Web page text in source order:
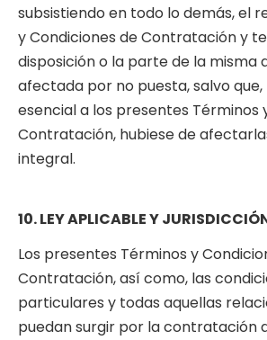
subsistiendo en todo lo demás, el
y Condiciones de Contratación y
disposición o la parte de la misma
afectada por no puesta, salvo
esencial a los presentes Términos
Contratación, hubiese de
integral.
10. LEY APLICABLE Y
Los presentes Términos y
Contratación, así como, las
particulares y todas aquellas
puedan surgir por la contratación